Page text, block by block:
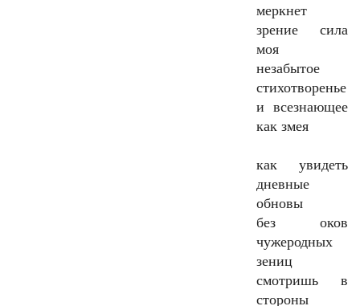
меркнет
зрение сила
моя
незабытое
стихотворенье
и всезнающее
как змея
как увидеть
дневные
обновы
без оков
чужеродных
зениц
смотришь в
стороны